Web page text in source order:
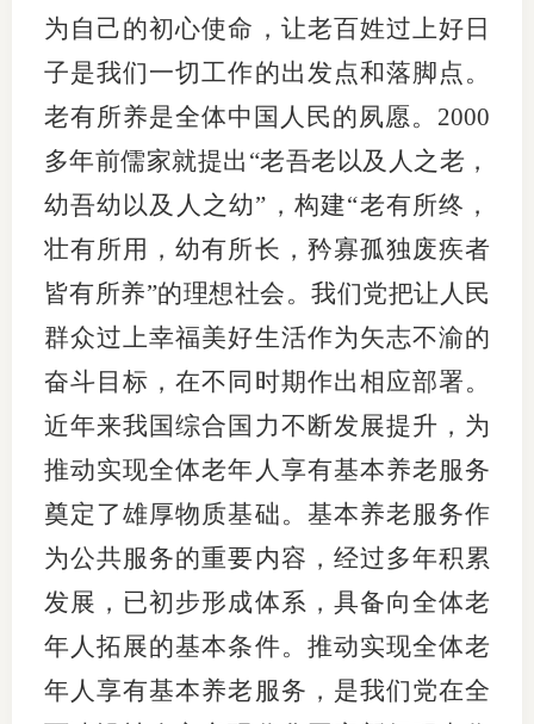
从业人
居间人
纪律处
期货市
期货行
为自己的初心使命，让老百姓过上好日
子是我们一切工作的出发点和落脚点。
老有所养是全体中国人民的夙愿。2000
多年前儒家就提出“老吾老以及人之老，
幼吾幼以及人之幼”，构建“老有所终，
壮有所用，幼有所长，矜寡孤独废疾者
皆有所养”的理想社会。我们党把让人民
群众过上幸福美好生活作为矢志不渝的
奋斗目标，在不同时期作出相应部署。
近年来我国综合国力不断发展提升，为
推动实现全体老年人享有基本养老服务
奠定了雄厚物质基础。基本养老服务作
为公共服务的重要内容，经过多年积累
发展，已初步形成体系，具备向全体老
年人拓展的基本条件。推动实现全体老
年人享有基本养老服务，是我们党在全